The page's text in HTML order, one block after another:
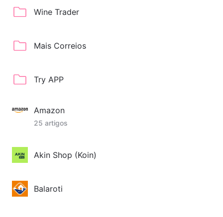
Wine Trader
Mais Correios
Try APP
Amazon
25 artigos
Akin Shop (Koin)
Balaroti